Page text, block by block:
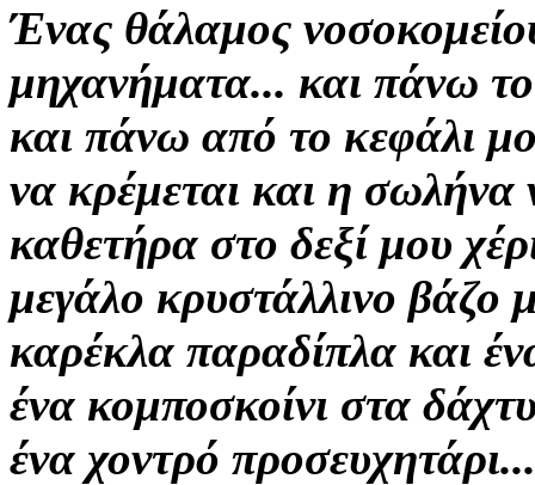
Ένας θάλαμος
μηχανήματα... και πάνω
και πάνω από το κεφάλι
να κρέμεται και η σωλήνα
καθετήρα στο δεξί μου
μεγάλο κρυστάλλινο βάζο
καρέκλα παραδίπλα και
ένα κομποσκοίνι στα
ένα χοντρό προσευχητάρι...